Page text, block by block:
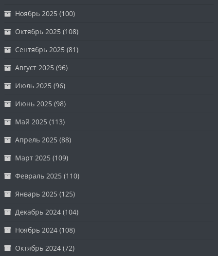
Ноябрь 2025 (100)
Октябрь 2025 (108)
Сентябрь 2025 (81)
Август 2025 (96)
Июль 2025 (96)
Июнь 2025 (98)
Май 2025 (113)
Апрель 2025 (88)
Март 2025 (109)
Февраль 2025 (110)
Январь 2025 (125)
Декабрь 2024 (104)
Ноябрь 2024 (108)
Октябрь 2024 (72)